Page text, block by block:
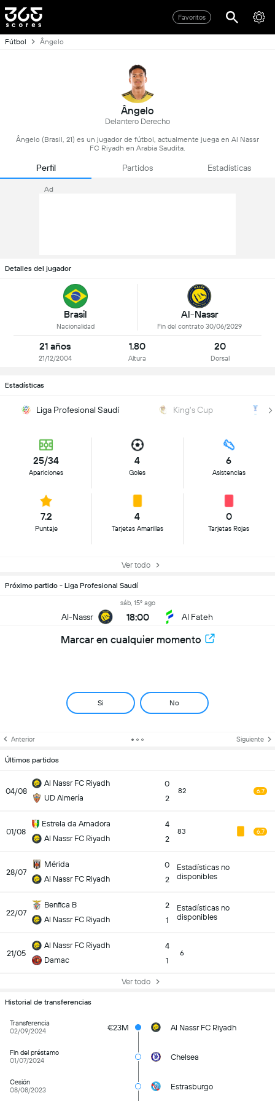
Favoritos
Fútbol Ângelo
Ângelo
Delantero Derecho
Ângelo (Brasil, 21) es un jugador de fútbol, actualmente juega en Al Nassr
FC Riyadh en Arabia Saudita.
Perfil Partidos Estadísticas
Ad
Detalles del jugador
Brasil
Nacionalidad
Al-Nassr
Fin del contrato 30/06/2029
21 años
21/12/2004
1.80
Altura
20
Dorsal
Estadísticas
Liga Profesional Saudí King's Cup
25/34
Apariciones
4
Goles
6
Asistencias
7.2
Puntaje
4
Tarjetas Amarillas
0
Tarjetas Rojas
Ver todo
Próximo partido - Liga Profesional Saudí
Al-Nassr
sáb, 15º ago
18:00 Al Fateh
Marcar en cualquier momento
Si No
Anterior Siguiente
Últimos partidos
04/08
Al Nassr FC Riyadh
UD Almería
0
2
82 6.7
01/08
Estrela da Amadora
Al Nassr FC Riyadh
4
2
83 6.7
28/07
Mérida
Al Nassr FC Riyadh
0
2
Estadísticas no
disponibles
22/07
Benfica B
Al Nassr FC Riyadh
2
1
Estadísticas no
disponibles
21/05
Al Nassr FC Riyadh
Damac
4
1
6
Ver todo
Historial de transferencias
Transferencia
02/09/2024
€23M Al Nassr FC Riyadh
Fin del préstamo
01/07/2024
Chelsea
Cesión
08/08/2023
Estrasburgo